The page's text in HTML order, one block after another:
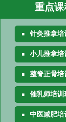
重点
针灸推拿培
小儿推拿培
整脊正骨培
催乳师培训
中医减肥培